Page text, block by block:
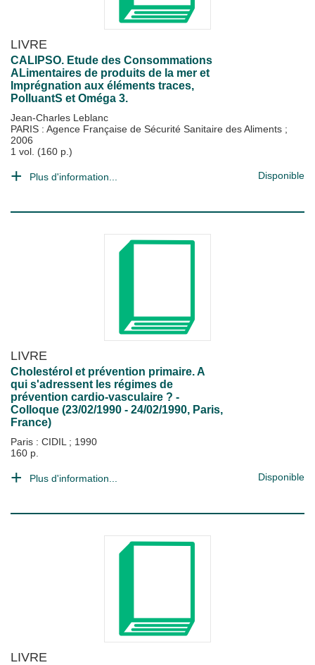
LIVRE
CALIPSO. Etude des Consommations
ALimentaires de produits de la mer et
Imprégnation aux éléments traces,
PolluantS et Oméga 3.
Jean-Charles Leblanc
PARIS : Agence Française de Sécurité Sanitaire des Aliments ;
2006
1 vol. (160 p.)
Plus d'information... Disponible
LIVRE
Cholestérol et prévention primaire. A
qui s'adressent les régimes de
prévention cardio-vasculaire ? -
Colloque (23/02/1990 - 24/02/1990, Paris,
France)
Paris : CIDIL ; 1990
160 p.
Plus d'information... Disponible
LIVRE